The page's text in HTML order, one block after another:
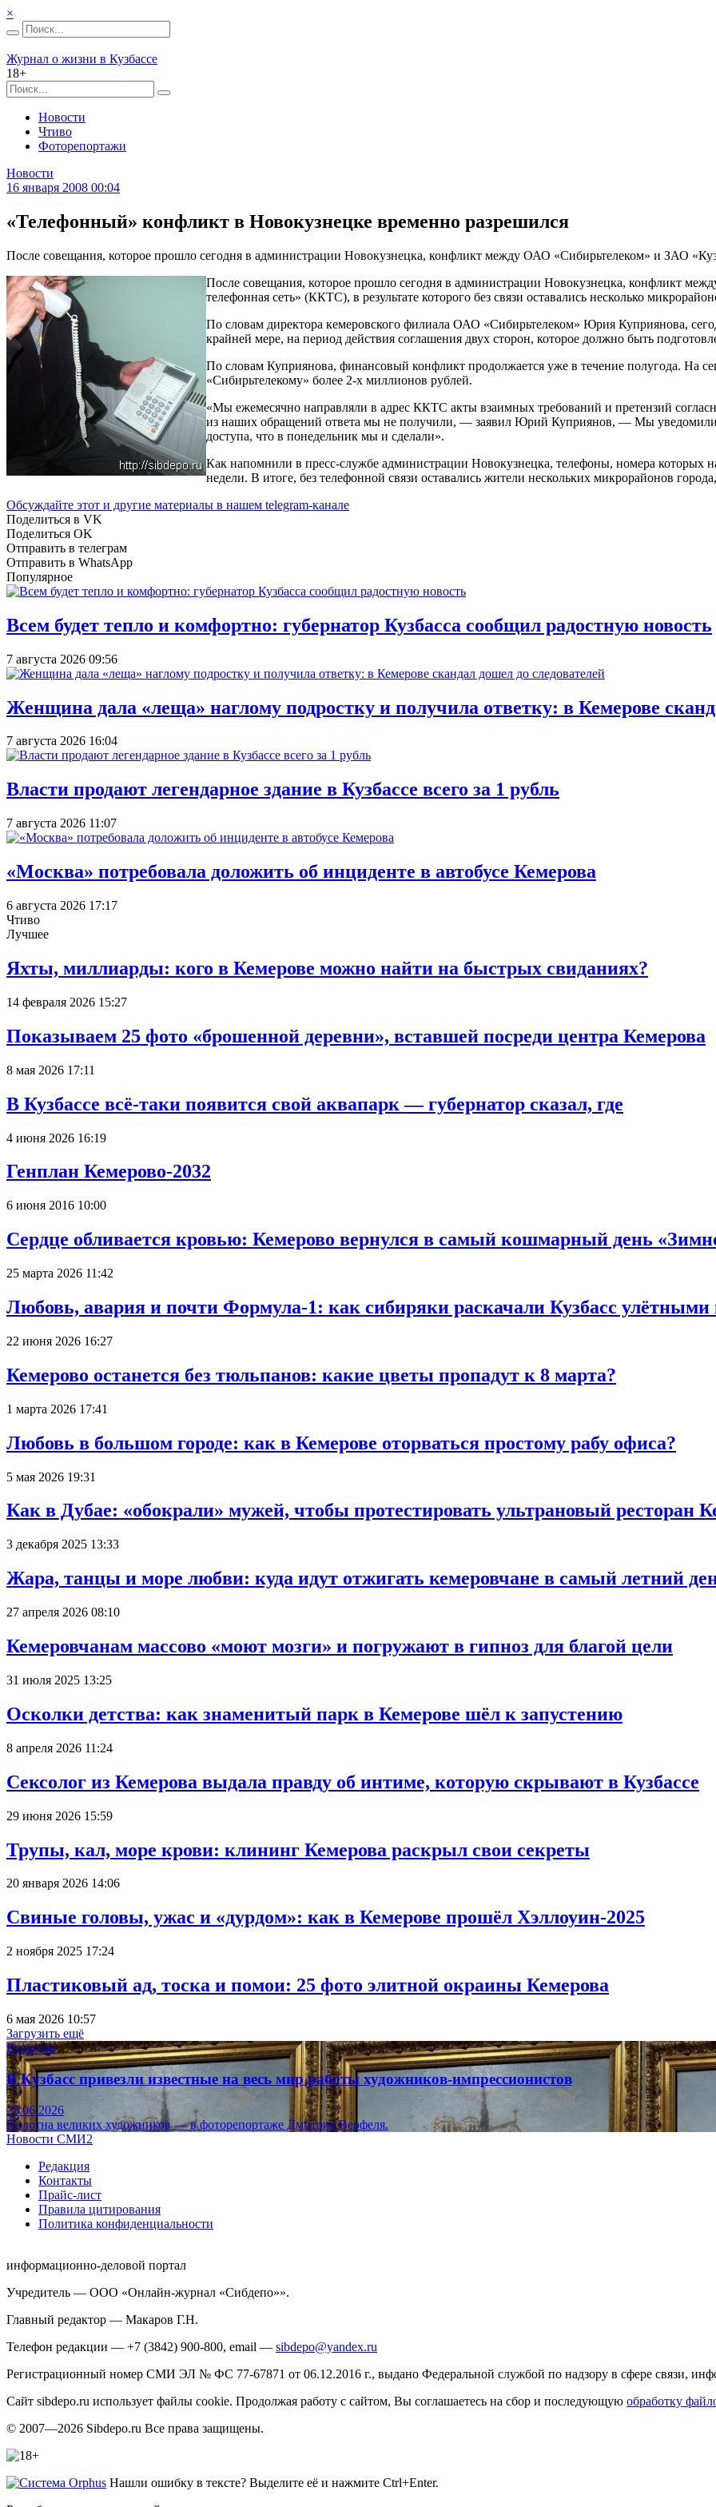
×
Журнал о жизни в Кузбассе
18+
Новости
Чтиво
Фоторепортажи
Новости
16 января 2008 00:04
«Телефонный» конфликт в Новокузнецке временно разрешился
После совещания, которое прошло сегодня в администрации Новокузнецка, конфликт между ОАО «Сибирьтелеком» и ЗАО
После совещания, которое прошло сегодня в администрации Новокузнецка, конфликт
телефонная сеть» (ККТС), в результате которого без связи оставались несколько
По словам директора кемеровского филиала ОАО «Сибирьтелеком» Юрия Куприянова,
крайней мере, на период действия соглашения двух сторон, которое должно быть
По словам Куприянова, финансовый конфликт продолжается уже в течение полугода. На
«Сибирьтелекому» более 2-х миллионов рублей.
«Мы ежемесячно направляли в адрес ККТС акты взаимных требований и претензий
из наших обращений ответа мы не получили, — заявил Юрий Куприянов, — Мы
доступа, что в понедельник мы и сделали».
Как напомнили в пресс-службе администрации Новокузнецка, телефоны, номера которых
недели. В итоге, без телефонной связи оставались жители нескольких микрорайонов
Обсуждайте этот и другие материалы в нашем telegram-канале
Поделиться в VK
Поделиться OK
Отправить в телеграм
Отправить в WhatsApp
Популярное
Всем будет тепло и комфортно: губернатор Кузбасса сообщил радостную новость
7 августа 2026 09:56
Женщина дала «леща» наглому подростку и получила ответку: в Кемерове
7 августа 2026 16:04
Власти продают легендарное здание в Кузбассе всего за 1 рубль
7 августа 2026 11:07
«Москва» потребовала доложить об инциденте в автобусе Кемерова
6 августа 2026 17:17
Чтиво
Лучшее
Яхты, миллиарды: кого в Кемерове можно найти на быстрых свиданиях?
14 февраля 2026 15:27
Показываем 25 фото «брошенной деревни», вставшей посреди центра Кемерова
8 мая 2026 17:11
В Кузбассе всё-таки появится свой аквапарк — губернатор сказал, где
4 июня 2026 16:19
Генплан Кемерово-2032
6 июня 2016 10:00
Сердце обливается кровью: Кемерово вернулся в самый кошмарный день
25 марта 2026 11:42
Любовь, авария и почти Формула-1: как сибиряки раскачали Кузбасс улётными
22 июня 2026 16:27
Кемерово останется без тюльпанов: какие цветы пропадут к 8 марта?
1 марта 2026 17:41
Любовь в большом городе: как в Кемерове оторваться простому рабу офиса?
5 мая 2026 19:31
Как в Дубае: «обокрали» мужей, чтобы протестировать ультрановый ресторан
3 декабря 2025 13:33
Жара, танцы и море любви: куда идут отжигать кемеровчане в самый летний
27 апреля 2026 08:10
Кемеровчанам массово «моют мозги» и погружают в гипноз для благой цели
31 июля 2025 13:25
Осколки детства: как знаменитый парк в Кемерове шёл к запустению
8 апреля 2026 11:24
Сексолог из Кемерова выдала правду об интиме, которую скрывают в Кузбассе
29 июня 2026 15:59
Трупы, кал, море крови: клининг Кемерова раскрыл свои секреты
20 января 2026 14:06
Свиные головы, ужас и «дурдом»: как в Кемерове прошёл Хэллоуин-2025
2 ноября 2025 17:24
Пластиковый ад, тоска и помои: 25 фото элитной окраины Кемерова
6 мая 2026 10:57
Загрузить ещё
Культура
В Кузбасс привезли известные на весь мир работы художников-импрессионистов
23.06.2026
Полотна великих художников — в фоторепортаже Дмитрия Верфеля.
Новости СМИ2
Редакция
Контакты
Прайс-лист
Правила цитирования
Политика конфиденциальности
информационно-деловой портал
Учредитель — ООО «Онлайн-журнал «Сибдепо»».
Главный редактор — Макаров Г.Н.
Телефон редакции — +7 (3842) 900-800, email — sibdepo@yandex.ru
Регистрационный номер СМИ ЭЛ № ФС 77-67871 от 06.12.2016 г., выдано Федеральной службой по надзору в сфере связи,
Сайт sibdepo.ru использует файлы cookie. Продолжая работу с сайтом, Вы соглашаетесь на сбор и последующую обработку
© 2007—2026 Sibdepo.ru Все права защищены.
Нашли ошибку в тексте? Выделите её и нажмите Ctrl+Enter.